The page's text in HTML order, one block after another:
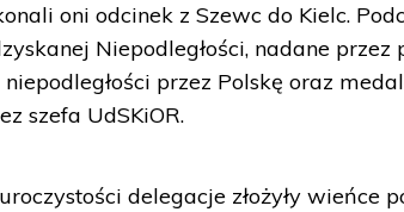
oni odcinek z Szewc do Kielc.
Niepodległości, nadane
przez Polskę oraz
szefa UdSKiOR.
delegacje złożyły wieńce